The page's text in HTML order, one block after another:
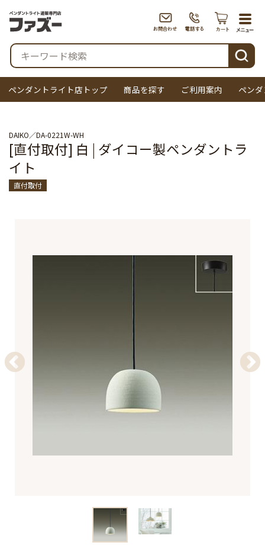
検索
ペンダントライト店トップ 商品を探す ご利用案内 ペン
DAIKO DA-0221W-WH
[直付取付] 白 | ダイコー製ペンダントラ
イト
直付取付